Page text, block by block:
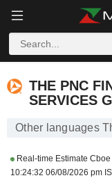
THE PNC
SERVICES
Other languages
Real-time Estimate Cboe
10:24:32 06/08/2026 pm